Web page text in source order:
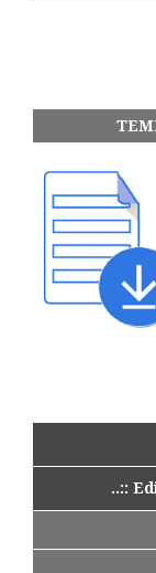
..::